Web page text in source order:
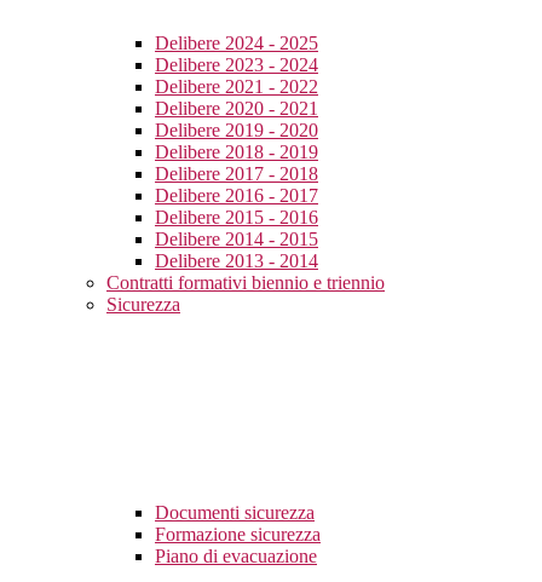
Delibere 2024 - 2025
Delibere 2023 - 2024
Delibere 2021 - 2022
Delibere 2020 - 2021
Delibere 2019 - 2020
Delibere 2018 - 2019
Delibere 2017 - 2018
Delibere 2016 - 2017
Delibere 2015 - 2016
Delibere 2014 - 2015
Delibere 2013 - 2014
Contratti formativi biennio e triennio
Sicurezza
Documenti sicurezza
Formazione sicurezza
Piano di evacuazione